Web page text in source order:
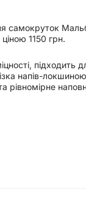
самокруток
1150 грн.
підходить
напів-
рівномірне